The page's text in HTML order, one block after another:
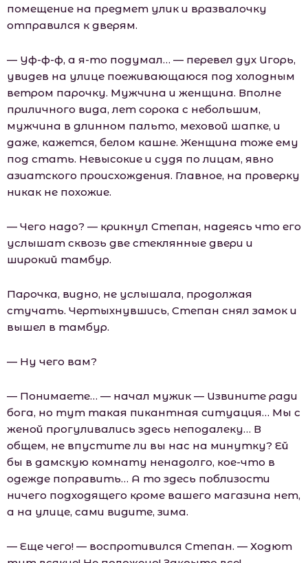
помещение на предмет улик и вразвалочку
отправился к дверям.
— Уф-ф-ф, а я-то подумал… — перевел дух Игорь,
увидев на улице поеживающаюся под холодным
ветром парочку. Мужчина и женщина. Вполне
приличного вида, лет сорока с небольшим,
мужчина в длинном пальто, меховой шапке, и
даже, кажется, белом кашне. Женщина тоже ему
под стать. Невысокие и судя по лицам, явно
азиатского происхождения. Главное, на проверку
никак не похожие.
— Чего надо? — крикнул Степан, надеясь что его
услышат сквозь две стеклянные двери и
широкий тамбур.
Парочка, видно, не услышала, продолжая
стучать. Чертыхнувшись, Степан снял замок и
вышел в тамбур.
— Ну чего вам?
— Понимаете… — начал мужик — Извините ради
бога, но тут такая пикантная ситуация… Мы с
женой прогуливались здесь неподалеку… В
общем, не впустите ли вы нас на минутку? Ей
бы в дамскую комнату ненадолго, кое-что в
одежде поправить… А то здесь поблизости
ничего подходящего кроме вашего магазина нет,
а на улице, сами видите, зима.
— Еще чего! — воспротивился Степан. — Ходют